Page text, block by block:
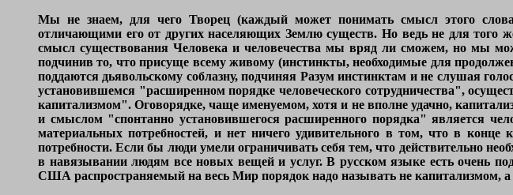
Мы не знаем, для чего Творец (каждый может понимать смысл этого
отличающими его от других населяющих Землю существ. Но ведь не для того
смысл существования Человека и человечества мы вряд ли сможем, но мы
подчинив то, что присуще всему живому (инстинкты, необходимые для
поддаются дьявольскому соблазну, подчиняя Разум инстинктам и не слушая
установившемся "расширенном порядке человеческого сотрудничества",
капитализмом". Оговорядке, чаще именуемом, хотя и не вполне удачно,
и смыслом "спонтанно установившегося расширенного порядка" является
материальных потребностей, и нет ничего удивительного в том, что в
потребности. Если бы люди умели ограничивать себя тем, что действительно
в навязывании людям все новых вещей и услуг. В русском языке есть очень
США распространяемый на весь Мир порядок надо называть не капитализмом, а